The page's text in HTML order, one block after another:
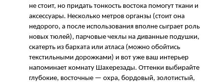
не стоит, но придать тонкость востока помогут ткани и
аксессуары. Несколько метров органзы (стоит она
недорого, а после использования вполне сыграет роль
новых тюлей), парчовые чехлы на диванные подушки,
скатерть из бархата или атласа (можно обойтись
текстильными дорожками) и вот уже ваш интерьер
напоминает комнату Шахерезады. Оттенки выбирайте
глубокие, восточные — охра, бордовый, золотистый,